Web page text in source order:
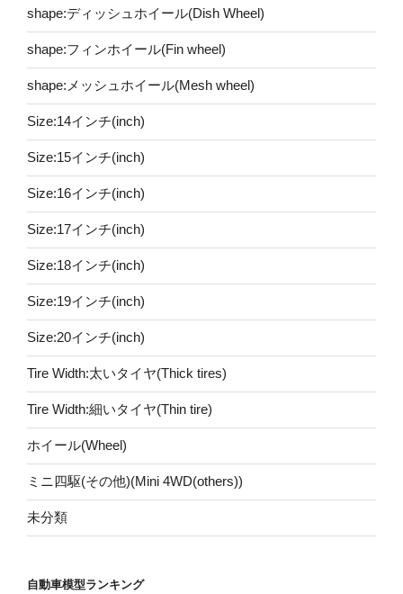
shape:ディッシュホイール(Dish Wheel)
shape:フィンホイール(Fin wheel)
shape:メッシュホイール(Mesh wheel)
Size:14インチ(inch)
Size:15インチ(inch)
Size:16インチ(inch)
Size:17インチ(inch)
Size:18インチ(inch)
Size:19インチ(inch)
Size:20インチ(inch)
Tire Width:太いタイヤ(Thick tires)
Tire Width:細いタイヤ(Thin tire)
ホイール(Wheel)
ミニ四駆(その他)(Mini 4WD(others))
未分類
自動車模型ランキング